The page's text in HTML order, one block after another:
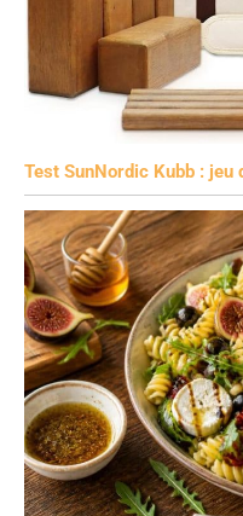
Test SunNordic Kubb : jeu